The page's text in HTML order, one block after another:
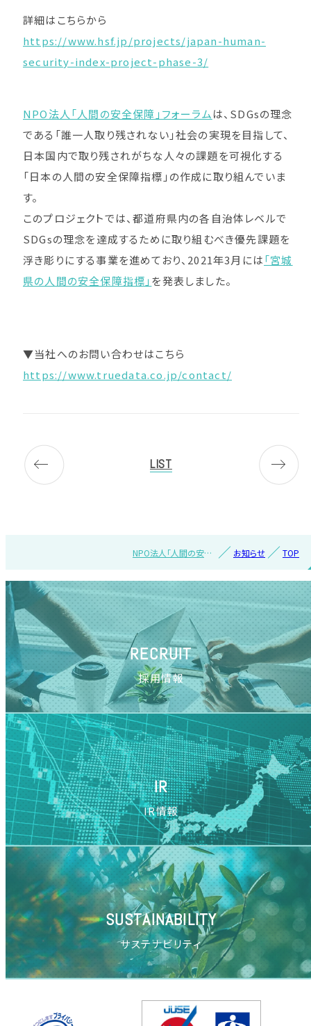
詳細はこちらから
https://www.hsf.jp/projects/japan-human-
security-index-project-phase-3/
NPO法人「人間の安全保障」フォーラムは、SDGsの理念
である「誰一人取り残されない」社会の実現を目指して、
日本国内で取り残されがちな人々の課題を可視化する
「日本の人間の安全保障指標」の作成に取り組んでいま
す。
このプロジェクトでは、都道府県内の各自治体レベルで
SDGsの理念を達成するために取り組むべき優先課題を
浮き彫りにする事業を進めており、2021年3月には 「宮城
県の人間の安全保障指標」 を発表しました。
▼当社へのお問い合わせはこちら
https://www.truedata.co.jp/contact/
LIST
TOP
お知らせ
NPO法人「人間の安全
標」を発表
RECRUIT
採用情報
IR
IR情報
SUSTAINABILITY
サステナビリティ